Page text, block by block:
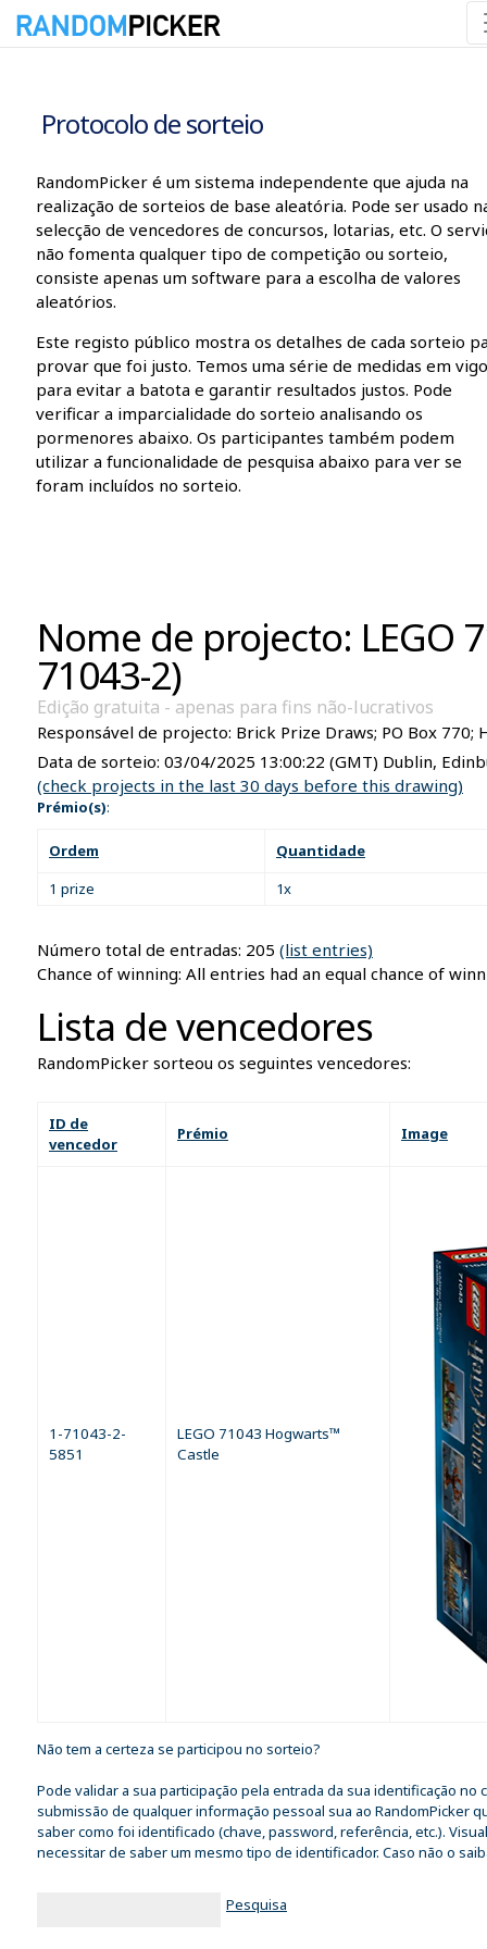
Protocolo de sorteio
RandomPicker é um sistema independente que ajuda na
realização de sorteios de base aleatória. Pode ser usado
selecção de vencedores de concursos, lotarias, etc. O
não fomenta qualquer tipo de competição ou sorteio,
consiste apenas um software para a escolha de valores
aleatórios.
Este registo público mostra os detalhes de cada sorteio
provar que foi justo. Temos uma série de medidas em
para evitar a batota e garantir resultados justos. Pode
verificar a imparcialidade do sorteio analisando os
pormenores abaixo. Os participantes também podem
utilizar a funcionalidade de pesquisa abaixo para ver se
foram incluídos no sorteio.
Nome de projecto: LEGO
71043-2)
Edição gratuita - apenas para fins não-lucrativos
Responsável de projecto: Brick Prize Draws; PO Box
Data de sorteio: 03/04/2025 13:00:22 (GMT) Dublin,
(check projects in the last 30 days before this drawing)
Prémio(s):
Ordem
Quantidade
1 prize
1x
Número total de entradas: 205 (list entries)
Chance of winning: All entries had an equal chance of
Lista de vencedores
RandomPicker sorteou os seguintes vencedores:
ID de
vencedor
Prémio Image
1-71043-2-
5851
LEGO 71043 Hogwarts™
Castle
Não tem a certeza se participou no sorteio?
Pode validar a sua participação pela entrada da sua identificação
submissão de qualquer informação pessoal sua ao RandomPicker
saber como foi identificado (chave, password, referência, etc.).
necessitar de saber um mesmo tipo de identificador. Caso não o
Pesquisa